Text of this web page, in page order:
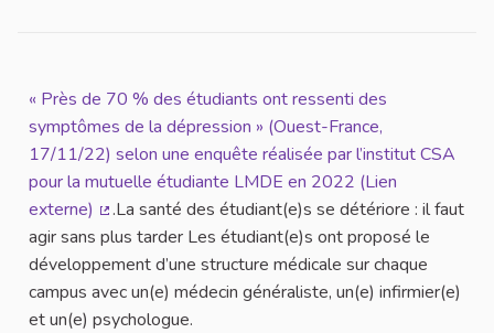
« Près de 70 % des étudiants ont ressenti des
symptômes de la dépression » (Ouest-France,
17/11/22) selon une enquête réalisée par l’institut CSA
pour la mutuelle étudiante LMDE en 2022 (Lien
externe)
(External link)
.La santé des étudiant(e)s se détériore : il faut
agir sans plus tarder Les étudiant(e)s ont proposé le
développement d’une structure médicale sur chaque
campus avec un(e) médecin généraliste, un(e) infirmier(e)
et un(e) psychologue.